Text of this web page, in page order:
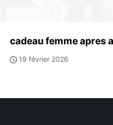
cadeau femme apres
19 février 2026